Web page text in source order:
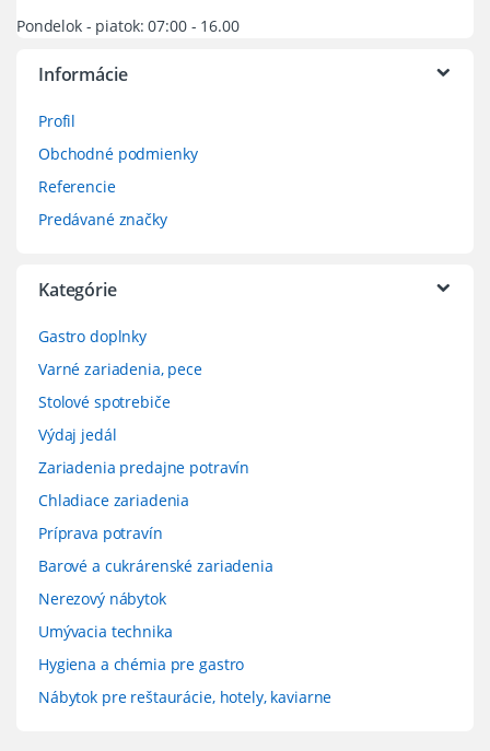
Pondelok - piatok: 07:00 - 16.00
Informácie
Profil
Obchodné podmienky
Referencie
Predávané značky
Kategórie
Gastro doplnky
Varné zariadenia, pece
Stolové spotrebiče
Výdaj jedál
Zariadenia predajne potravín
Chladiace zariadenia
Príprava potravín
Barové a cukrárenské zariadenia
Nerezový nábytok
Umývacia technika
Hygiena a chémia pre gastro
Nábytok pre reštaurácie, hotely, kaviarne